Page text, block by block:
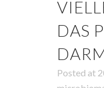
DAS
Posted at